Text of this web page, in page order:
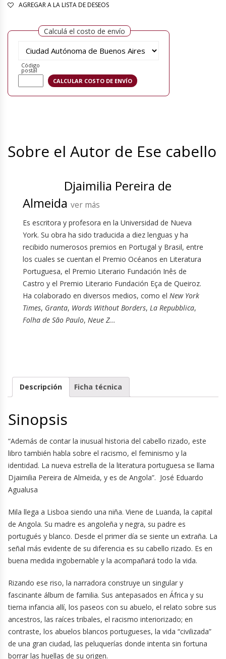
AGREGAR A LA LISTA DE DESEOS
Calculá el costo de envío
Código
postal
Sobre el Autor de Ese cabello
Djaimilia Pereira de
Almeida ver más
Es escritora y profesora en la Universidad de Nueva
York. Su obra ha sido traducida a diez lenguas y ha
recibido numerosos premios en Portugal y Brasil, entre
los cuales se cuentan el Premio Océanos en Literatura
Portuguesa, el Premio Literario Fundación Inês de
Castro y el Premio Literario Fundación Eça de Queiroz.
Ha colaborado en diversos medios, como el New York
Times, Granta, Words Without Borders, La Repubblica,
Folha de São Paulo, Neue Z...
Descripción Ficha técnica
Sinopsis
“Además de contar la inusual historia del cabello rizado, este
libro también habla sobre el racismo, el feminismo y la
identidad. La nueva estrella de la literatura portuguesa se llama
Djaimilia Pereira de Almeida, y es de Angola”. José Eduardo
Agualusa
Mila llega a Lisboa siendo una niña. Viene de Luanda, la capital
de Angola. Su madre es angoleña y negra, su padre es
portugués y blanco. Desde el primer día se siente un extraña. La
señal más evidente de su diferencia es su cabello rizado. Es en
buena medida ingobernable y la acompañará todo la vida.
Rizando ese riso, la narradora construye un singular y
fascinante álbum de familia. Sus antepasados en África y su
tierna infancia allí, los paseos con su abuelo, el relato sobre sus
ancestros, las raíces tribales, el racismo interiorizado; en
contraste, los abuelos blancos portugueses, la vida “civilizada”
de una gran ciudad, las peluquerías donde intenta sin fortuna
borrar las huellas de su origen.